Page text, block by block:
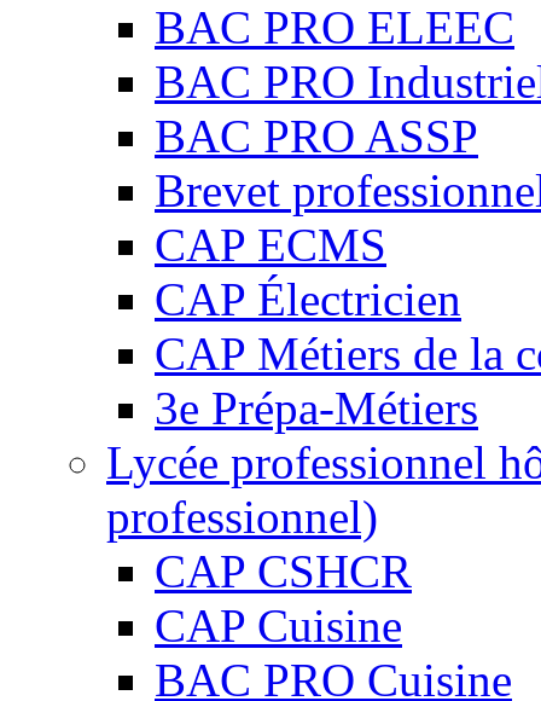
BAC PRO ELEEC
BAC PRO
BAC PRO ASSP
Brevet
CAP ECMS
CAP Électricien
CAP Métiers de la
3e Prépa-Métiers
Lycée professionnel
professionnel)
CAP CSHCR
CAP Cuisine
BAC PRO Cuisine